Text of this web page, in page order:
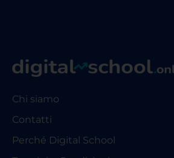
Chi siamo
Contatti
Perché Digital School